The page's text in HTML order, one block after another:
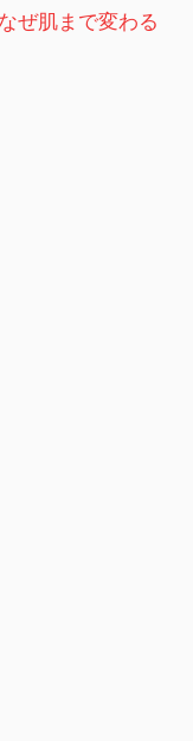
ぜ肌まで変わる